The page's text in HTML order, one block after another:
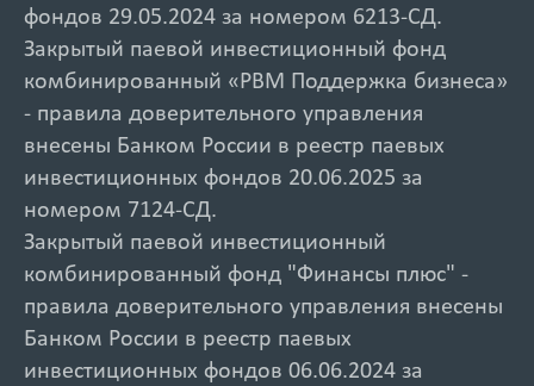
фондов 29.05.2024 за номером 6213-СД.
Закрытый паевой инвестиционный фонд
комбинированный «РВМ Поддержка бизнеса»
- правила доверительного управления
внесены Банком России в реестр паевых
инвестиционных фондов 20.06.2025 за
номером 7124-СД.
Закрытый паевой инвестиционный
комбинированный фонд "Финансы плюс" -
правила доверительного управления внесены
Банком России в реестр паевых
инвестиционных фондов 06.06.2024 за